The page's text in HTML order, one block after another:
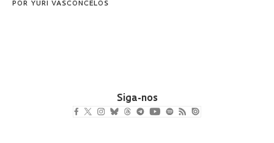
POR YURI VASCONCELOS
Siga-nos